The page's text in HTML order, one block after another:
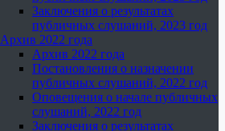
Заключения о результатах
публичных слушаний, 2023 год
Архив 2022 года
Архив 2022 года
Постановления о назначении
публичных слушаний, 2022 год
Оповещения о начале публичных
слушаний, 2022 год
Заключения о результатах